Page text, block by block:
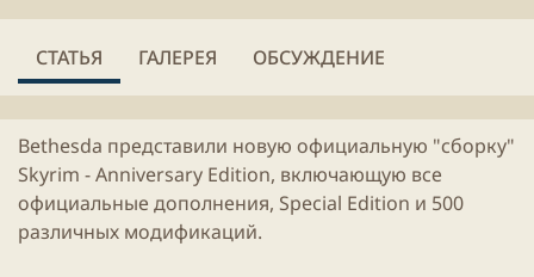
о
а
у
к
а
ц
и
м
и
г
СТАТЬЯ ГАЛЕРЕЯ ОБСУЖДЕНИЕ
Bethesda представили новую официальную "сборку"
Skyrim - Anniversary Edition, включающую все
официальные дополнения, Special Edition и 500
различных модификаций.